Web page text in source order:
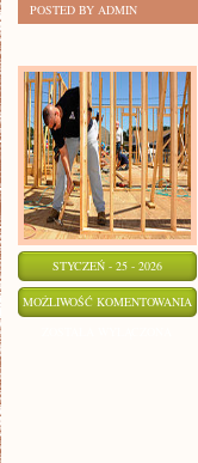
POSTED BY ADMIN
STYCZEŃ - 25 - 2026
MOŻLIWOŚĆ KOMENTOWANIA